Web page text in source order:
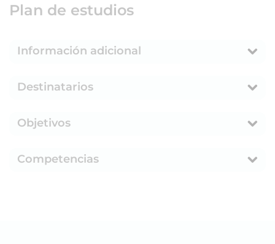
Plan de estudios
Información adicional
Destinatarios
Objetivos
Competencias